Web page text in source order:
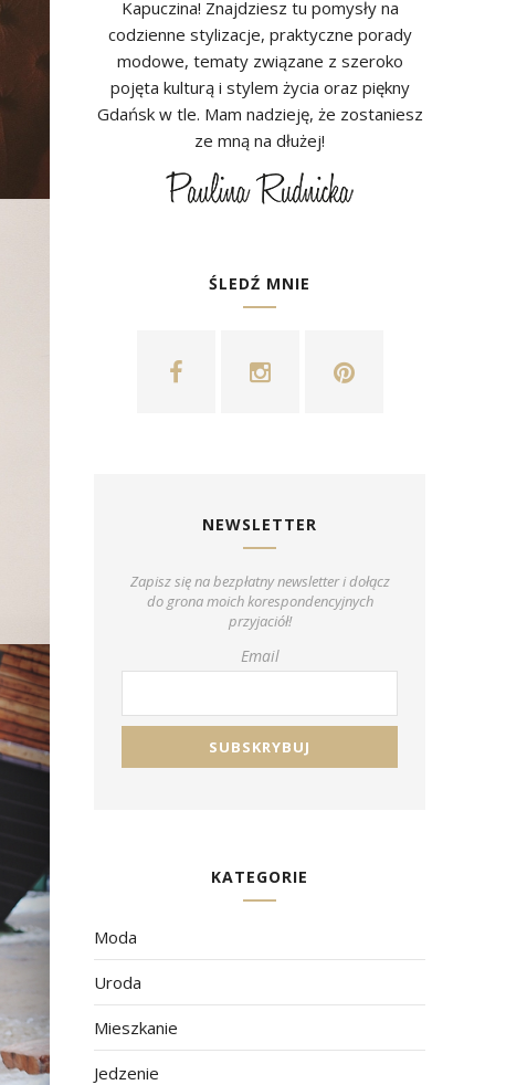
Kapuczina! Znajdziesz tu pomysły na
codzienne stylizacje, praktyczne porady
modowe, tematy związane z szeroko
pojęta kulturą i stylem życia oraz piękny
Gdańsk w tle. Mam nadzieję, że zostaniesz
ze mną na dłużej!
ŚLEDŹ MNIE
NEWSLETTER
Zapisz się na bezpłatny newsletter i dołącz
do grona moich korespondencyjnych
przyjaciół!
Email
KATEGORIE
Moda
Uroda
Mieszkanie
Jedzenie